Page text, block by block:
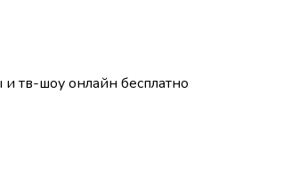
и тв-шоу онлайн бесплатно